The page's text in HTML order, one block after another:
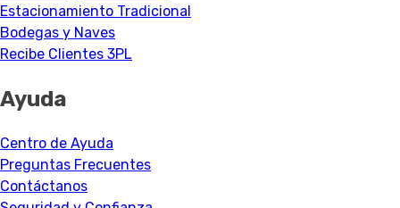
Estacionamiento Tradicional
Bodegas y Naves
Recibe Clientes 3PL
Ayuda
Centro de Ayuda
Preguntas Frecuentes
Contáctanos